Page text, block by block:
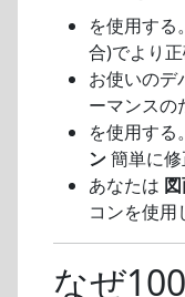
を使用する
合)でより正
お使いのデ
ーマンスの
を使用する
ン簡単に修
あなたは
コンを使用
なぜ